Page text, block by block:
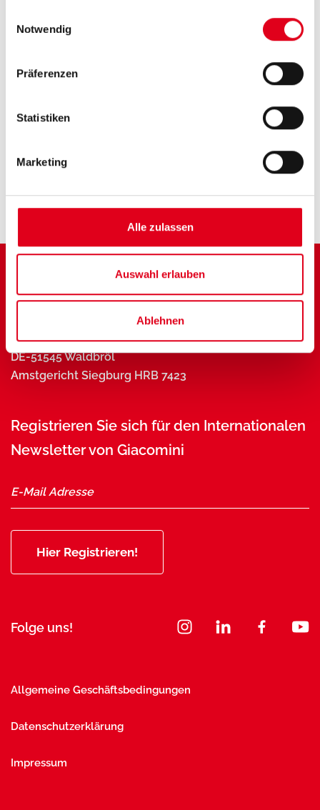
Notwendig
Präferenzen
Statistiken
Marketing
Alle zulassen
Auswahl erlauben
Ablehnen
https://deutschland.giacomini.com/download/
Industriestraße 10
DE-51545 Waldbröl
Amstgericht Siegburg HRB 7423
Registrieren Sie sich für den Internationalen
Newsletter von Giacomini
Hier Registrieren!
Folge uns!
Allgemeine Geschäftsbedingungen
Datenschutzerklärung
Impressum